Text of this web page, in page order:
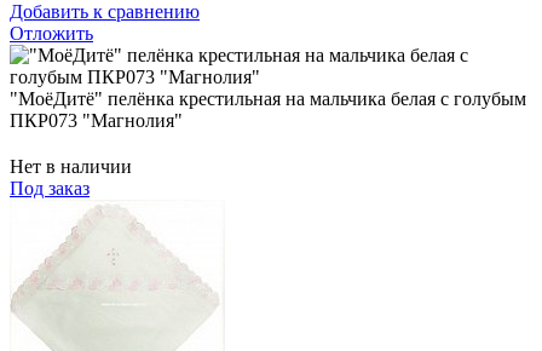
Добавить к сравнению
Отложить
"МоёДитё" пелёнка крестильная на мальчика белая с голубым
ПКР073 "Магнолия"
Нет в наличии
Под заказ